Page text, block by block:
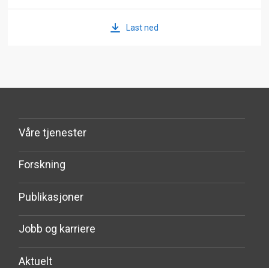
Last ned
Våre tjenester
Forskning
Publikasjoner
Jobb og karriere
Aktuelt